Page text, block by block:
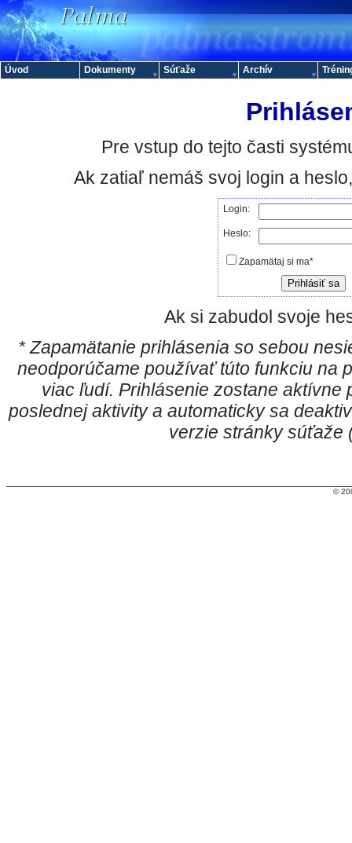
Pre vstup do tejto časti
Ak zatiaľ nemáš svoj login a
Login:
Heslo:
Zapamätaj si ma*
Ak si zabudol svoje
* Zapamätanie prihlásenia so sebou
neodporúčame používať túto funkciu na
viac ľudí. Prihlásenie zostane aktívne
poslednej aktivity a automaticky sa
verzie stránky súťaže
©
Úvod Dokumenty Súťaže Archív